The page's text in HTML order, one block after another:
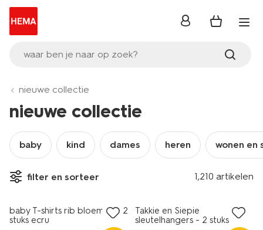
waar ben je naar op zoek?
inloggen
nieuwe collectie
nieuwe collectie
baby kind dames heren wonen en
filter en sorteer 1,210 artikelen
nieuw
baby T-shirts rib bloemen - 2
stuks ecru
Takkie en Siepie
sleutelhangers - 2 stuks